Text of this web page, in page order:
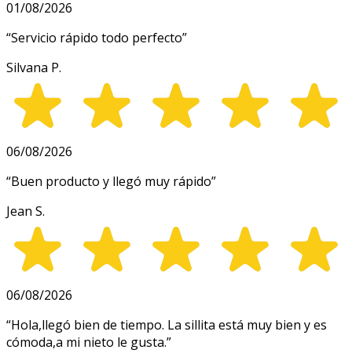
01/08/2026
“Servicio rápido todo perfecto”
Silvana P.
06/08/2026
“Buen producto y llegó muy rápido”
Jean S.
06/08/2026
“Hola,llegó bien de tiempo. La sillita está muy bien y es
cómoda,a mi nieto le gusta.”